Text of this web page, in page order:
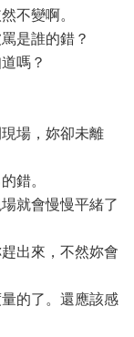
不變啊。
是誰的錯？
嗎？
場，妳卻未離
錯。
就會慢慢平緒了
出來，不然妳會
的了。還應該感